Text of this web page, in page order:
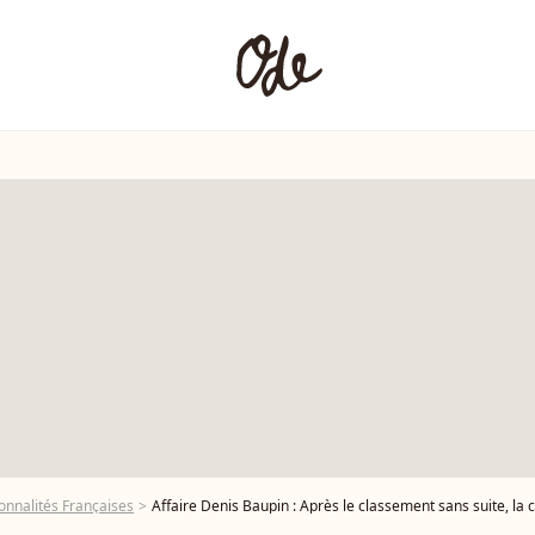
Françaises Affaire Denis Baupin : Après le classement sans suite, la